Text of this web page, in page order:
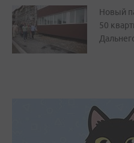
Новый
50